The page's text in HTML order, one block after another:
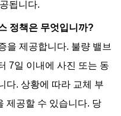
됩니다.
정책은 무엇입니까?
을 제공합니다. 불량 밸브
7일 이내에 사진 또는 동
다. 상황에 따라 교체 부
제공할 수 있습니다. 당